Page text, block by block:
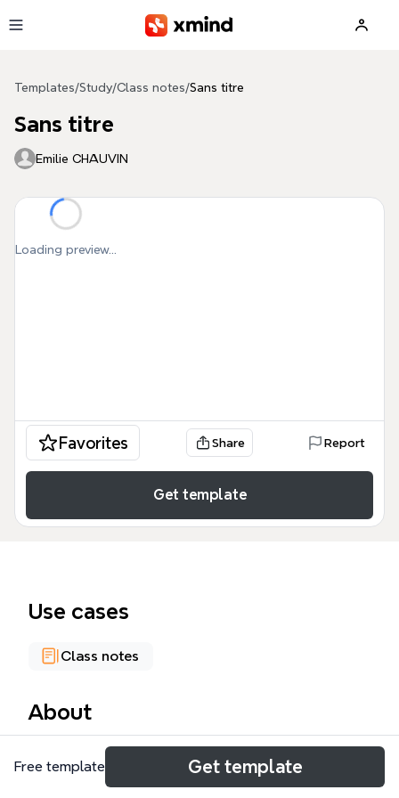
Templates/Study/Class notes/Sans titre
Sans titre
Emilie CHAUVIN
Loading preview...
Favorites Share Report
Get template
Use cases
Class notes
About
Ce modèle de carte mentale sur la poésie est un
outil pédagogique structuré conçu pour les
Free template Get template